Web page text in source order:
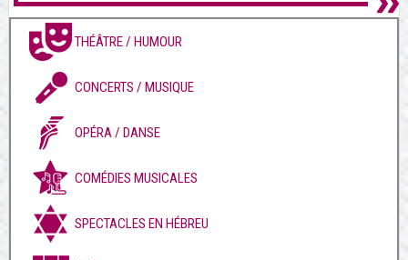
THÉÂTRE / HUMOUR
CONCERTS / MUSIQUE
OPÉRA / DANSE
COMÉDIES MUSICALES
SPECTACLES EN HÉBREU